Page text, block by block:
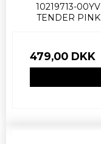
10219713-00YV
TENDER PINK
479,00 DKK